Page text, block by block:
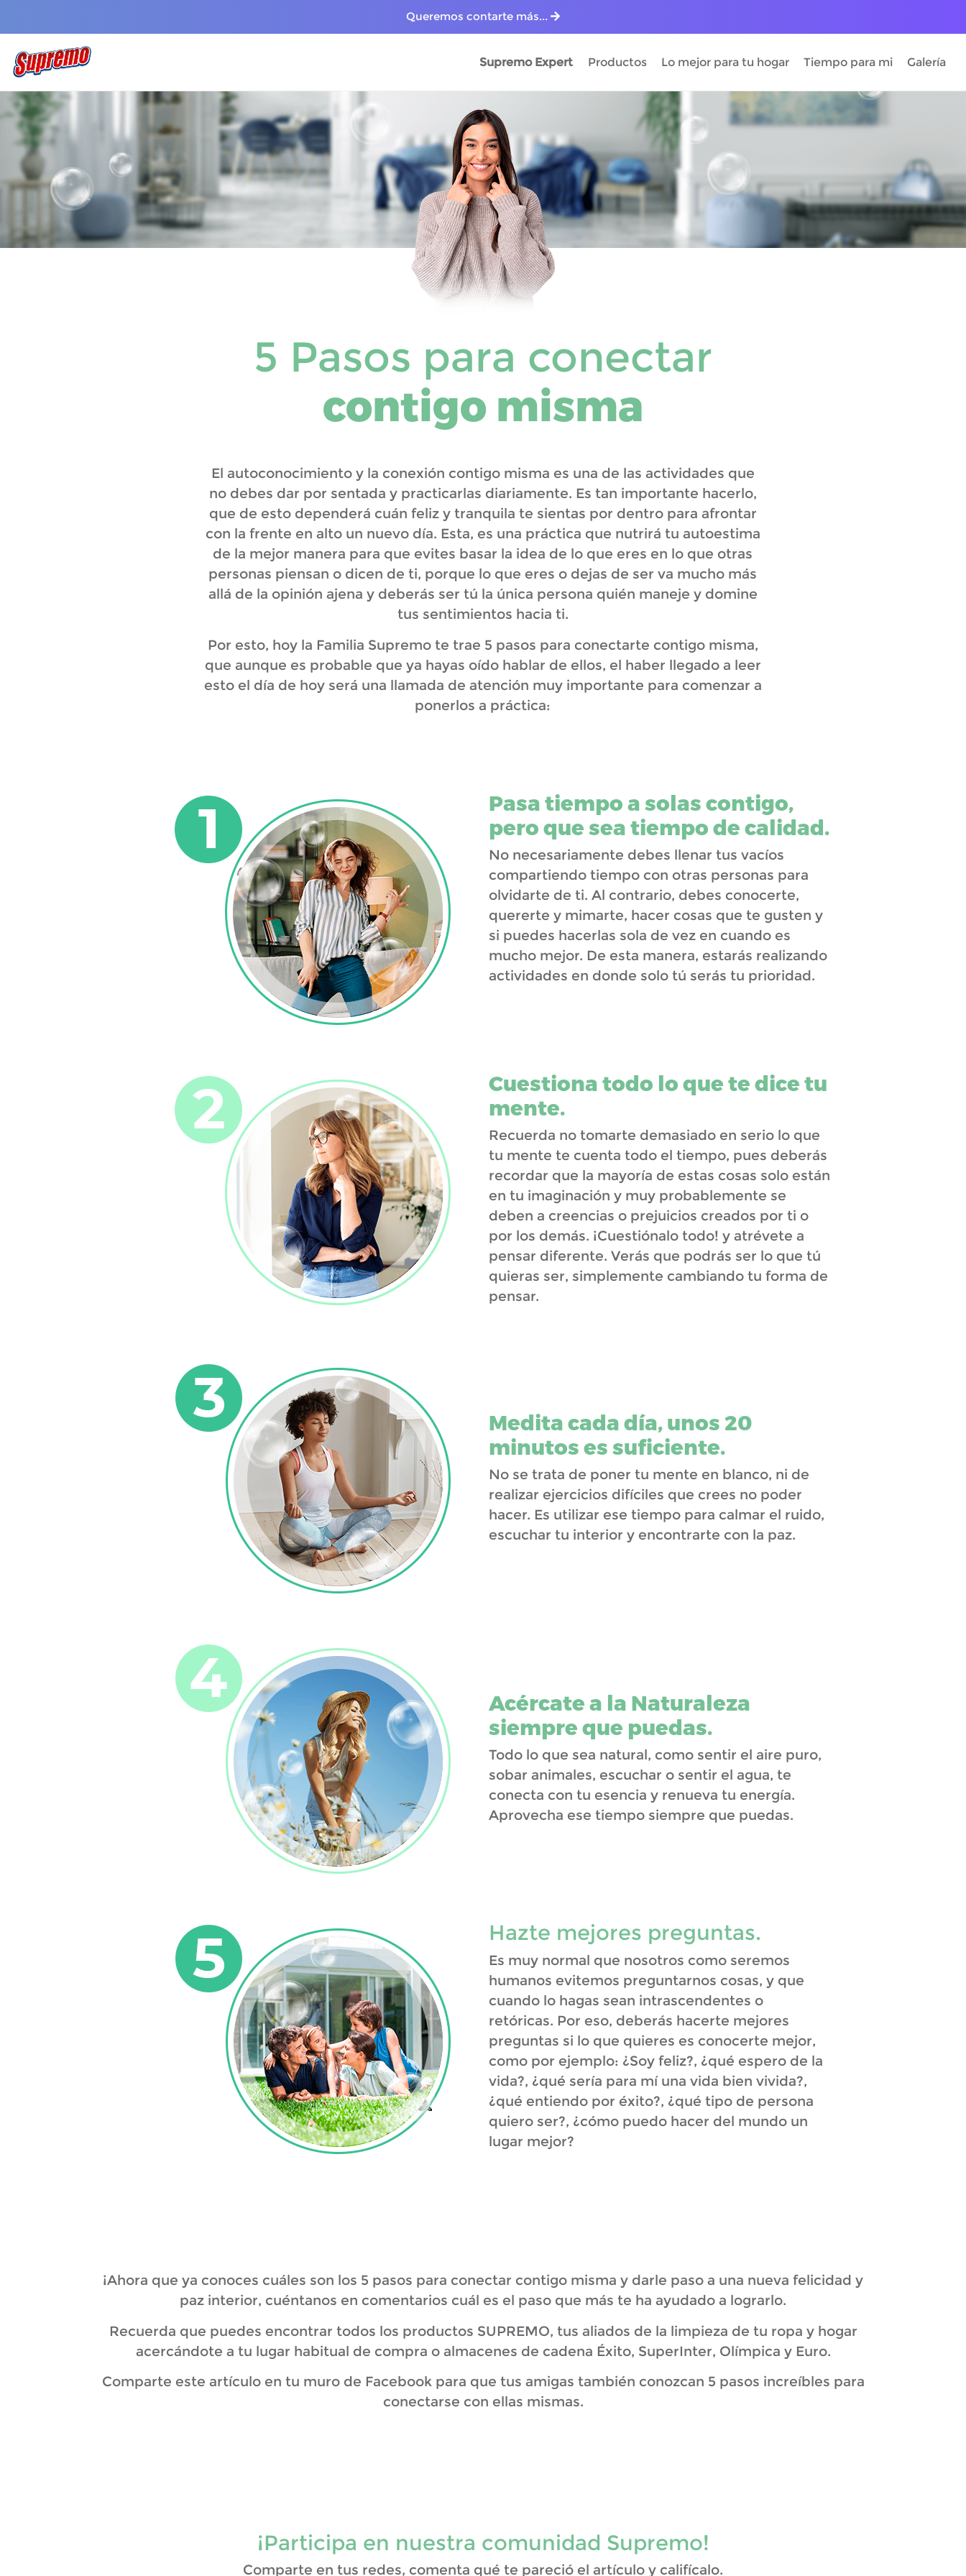
Queremos contarte más...
Supremo Expert Productos Lo mejor para tu hogar Tiempo para mi Galería
5 Pasos para conectar
contigo misma
El autoconocimiento y la conexión contigo misma es una de las actividades que
no debes dar por sentada y practicarlas diariamente. Es tan importante hacerlo,
que de esto dependerá cuán feliz y tranquila te sientas por dentro para afrontar
con la frente en alto un nuevo día. Esta, es una práctica que nutrirá tu autoestima
de la mejor manera para que evites basar la idea de lo que eres en lo que otras
personas piensan o dicen de ti, porque lo que eres o dejas de ser va mucho más
allá de la opinión ajena y deberás ser tú la única persona quién maneje y domine
tus sentimientos hacia ti.
Por esto, hoy la Familia Supremo te trae 5 pasos para conectarte contigo misma,
que aunque es probable que ya hayas oído hablar de ellos, el haber llegado a leer
esto el día de hoy será una llamada de atención muy importante para comenzar a
ponerlos a práctica:
Pasa tiempo a solas contigo,
pero que sea tiempo de calidad.
No necesariamente debes llenar tus vacíos
compartiendo tiempo con otras personas para
olvidarte de ti. Al contrario, debes conocerte,
quererte y mimarte, hacer cosas que te gusten y
si puedes hacerlas sola de vez en cuando es
mucho mejor. De esta manera, estarás realizando
actividades en donde solo tú serás tu prioridad.
Cuestiona todo lo que te dice tu
mente.
Recuerda no tomarte demasiado en serio lo que
tu mente te cuenta todo el tiempo, pues deberás
recordar que la mayoría de estas cosas solo están
en tu imaginación y muy probablemente se
deben a creencias o prejuicios creados por ti o
por los demás. ¡Cuestiónalo todo! y atrévete a
pensar diferente. Verás que podrás ser lo que tú
quieras ser, simplemente cambiando tu forma de
pensar.
Medita cada día, unos 20
minutos es suficiente.
No se trata de poner tu mente en blanco, ni de
realizar ejercicios difíciles que crees no poder
hacer. Es utilizar ese tiempo para calmar el ruido,
escuchar tu interior y encontrarte con la paz.
Acércate a la Naturaleza
siempre que puedas.
Todo lo que sea natural, como sentir el aire puro,
sobar animales, escuchar o sentir el agua, te
conecta con tu esencia y renueva tu energía.
Aprovecha ese tiempo siempre que puedas.
Hazte mejores preguntas.
Es muy normal que nosotros como seremos
humanos evitemos preguntarnos cosas, y que
cuando lo hagas sean intrascendentes o
retóricas. Por eso, deberás hacerte mejores
preguntas si lo que quieres es conocerte mejor,
como por ejemplo: ¿Soy feliz?, ¿qué espero de la
vida?, ¿qué sería para mí una vida bien vivida?,
¿qué entiendo por éxito?, ¿qué tipo de persona
quiero ser?, ¿cómo puedo hacer del mundo un
lugar mejor?
¡Ahora que ya conoces cuáles son los 5 pasos para conectar contigo misma y darle paso a una nueva felicidad y
paz interior, cuéntanos en comentarios cuál es el paso que más te ha ayudado a lograrlo.
Recuerda que puedes encontrar todos los productos SUPREMO, tus aliados de la limpieza de tu ropa y hogar
acercándote a tu lugar habitual de compra o almacenes de cadena Éxito, SuperInter, Olímpica y Euro.
Comparte este artículo en tu muro de Facebook para que tus amigas también conozcan 5 pasos increíbles para
conectarse con ellas mismas.
¡Participa en nuestra comunidad Supremo!
Comparte en tus redes, comenta qué te pareció el artículo y califícalo.